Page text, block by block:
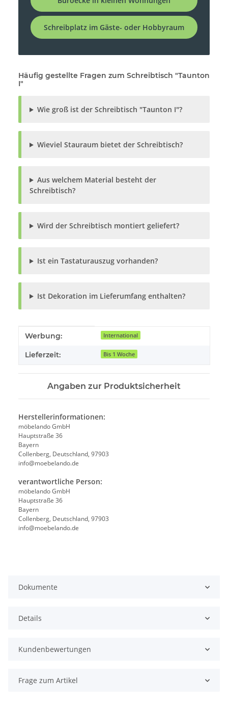
Schreibplatz im Gäste- oder Hobbyraum
Häufig gestellte Fragen zum Schreibtisch "Taunton
I"
Wie groß ist der Schreibtisch "Taunton I"?
Wieviel Stauraum bietet der Schreibtisch?
Aus welchem Material besteht der
Schreibtisch?
Wird der Schreibtisch montiert geliefert?
Ist ein Tastaturauszug vorhanden?
Ist Dekoration im Lieferumfang enthalten?
Produkteigenschaft
Wert
Werbung: International
Lieferzeit: Bis 1 Woche
Angaben zur Produktsicherheit
Herstellerinformationen:
möbelando GmbH
Hauptstraße 36
Bayern
Collenberg, Deutschland, 97903
info@moebelando.de
verantwortliche Person:
möbelando GmbH
Hauptstraße 36
Bayern
Collenberg, Deutschland, 97903
info@moebelando.de
Dokumente
Details
Kundenbewertungen
Frage zum Artikel